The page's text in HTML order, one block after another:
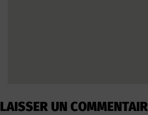
LAISSER UN